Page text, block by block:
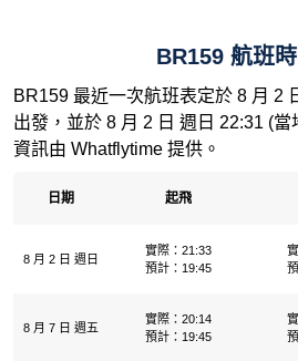
BR159 航班
BR159 最近一次航班表定於 8 月 2
出發，並於 8 月 2 日 週日 22:31 (
資訊由 Whatflytime 提供。
日期 起飛
8 月 2 日 週日
實際：21:33
預計：19:45
8 月 7 日 週五
實際：20:14
預計：19:45